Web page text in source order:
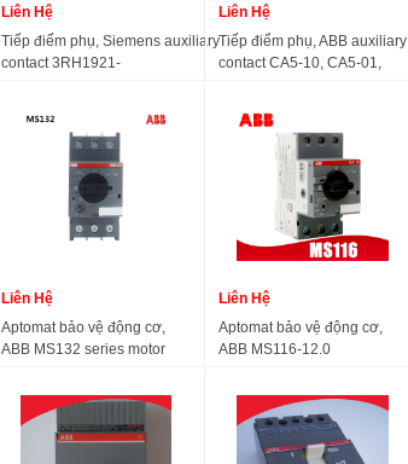
Liên Hệ
Tiếp điểm phụ, Siemens auxiliary
contact 3RH1921-
Liên Hệ
Tiếp điểm phụ, ABB auxiliary
contact CA5-10, CA5-01,
Liên Hệ
Aptomat bảo vệ động cơ,
ABB MS132 series motor
MS132-12
Liên Hệ
Aptomat bảo vệ động cơ,
ABB MS116-12.0